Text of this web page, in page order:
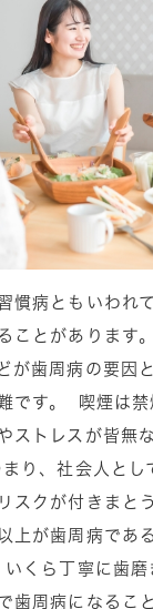
慣病ともいわれ
ことがあります
が歯周病の要因
です。 喫煙は
ストレスが皆無
り、社会人とし
スクが付きまと
上が歯周病であ
くら丁寧に歯磨
歯周病になるこ